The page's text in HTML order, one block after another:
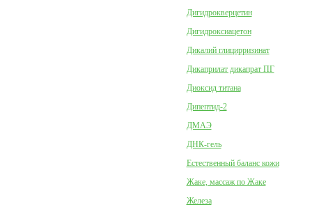
Дигидрокверцетин
Дигидроксиацетон
Дикалий глицирризинат
Дикаприлат дикапрат ПГ
Диоксид титана
Дипептид-2
ДМАЭ
ДНК-гель
Естественный баланс кожи
Жаке, массаж по Жаке
Железа